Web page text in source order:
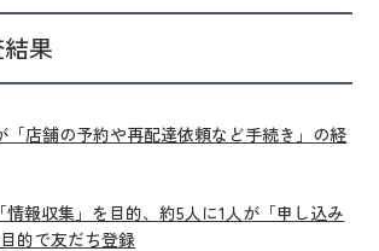
果
「店舗の予約や再配達依頼など手続き」の経
情報収集」を目的、約5人に1人が「申し込み
的で友だち登録